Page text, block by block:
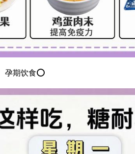
孕期饮食⭕️